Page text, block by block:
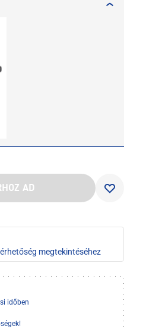
AD
megtekintéséhez
időben